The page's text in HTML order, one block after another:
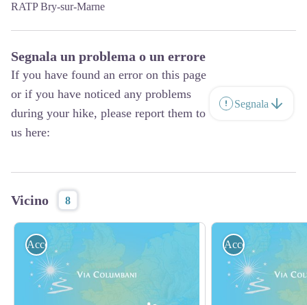
RATP Bry-sur-Marne
Segnala un problema o un errore
If you have found an error on this page
or if you have noticed any problems
during your hike, please report them to
us here:
Segnala
Vicino 8
Accoglienza Accoglienza